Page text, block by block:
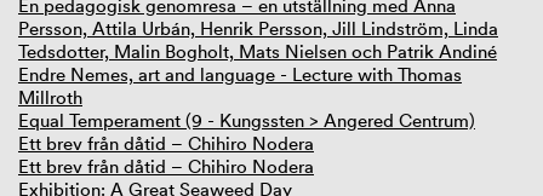
En pedagogisk genomresa – en utställning med Anna
Persson, Attila Urbán, Henrik Persson, Jill Lindström, Linda
Tedsdotter, Malin Bogholt, Mats Nielsen och Patrik Andiné
Endre Nemes, art and language - Lecture with Thomas
Millroth
Equal Temperament (9 - Kungssten > Angered Centrum)
Ett brev från dåtid – Chihiro Nodera
Ett brev från dåtid – Chihiro Nodera
Exhibition: A Great Seaweed Day